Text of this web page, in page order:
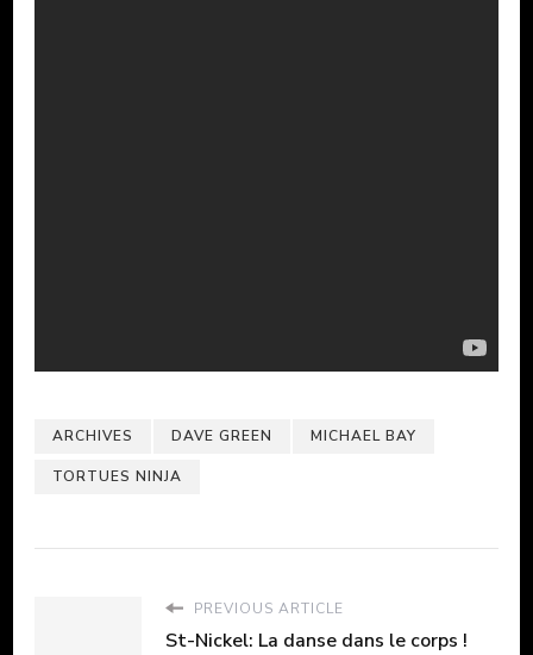
ARCHIVES DAVE GREEN MICHAEL BAY
TORTUES NINJA
PREVIOUS ARTICLE
St-Nickel: La danse dans le corps !